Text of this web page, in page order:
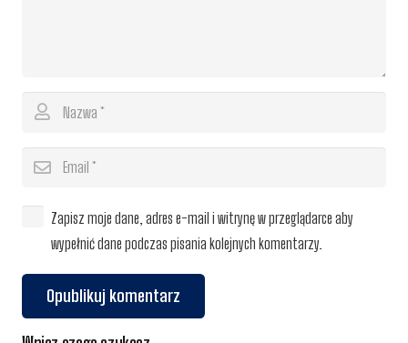
Zapisz moje dane, adres e-mail i witrynę w przeglądarce aby
wypełnić dane podczas pisania kolejnych komentarzy.
Opublikuj komentarz